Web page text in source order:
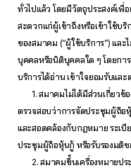
ทั่วไปแล้ว โดยมีวัตถุประสงค์เพื่
สะดวกแก่ผู้เข้าถึงหรือเข้าใช้บ
ของสมาคม (“ผู้ใช้บริการ”) แล
บุคคลหรือนิติบุคคลใด ๆ โดยกา
บริการได้อ่าน เข้าใจยอมรับแ
1. สมาคมไม่ได้มีส่วนเกี่ยวข้
ตรวจสอบว่าการจัดประชุมผู้ถือ
และสอดคล้องกับกฎหมาย ระ
ประชุมผู้ถือหุ้นกู้ หรือรับรองมติ
2. สมาคมขึ้นเครื่องหมายป